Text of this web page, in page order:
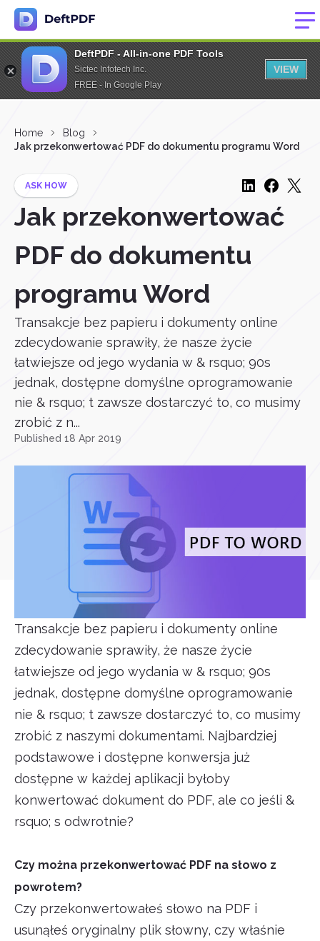
DeftPDF - All-in-one PDF Tools
Sictec Infotech Inc.
FREE - In Google Play
VIEW
Home
Blog
Jak przekonwertować PDF do dokumentu programu Word
ASK HOW
Jak przekonwertować
PDF do dokumentu
programu Word
Transakcje bez papieru i dokumenty online
zdecydowanie sprawiły, że nasze życie
łatwiejsze od jego wydania w & rsquo; 90s
jednak, dostępne domyślne oprogramowanie
nie & rsquo; t zawsze dostarczyć to, co musimy
zrobić z n...
Published 18 Apr 2019
Transakcje bez papieru i dokumenty online
zdecydowanie sprawiły, że nasze życie
łatwiejsze od jego wydania w & rsquo; 90s
jednak, dostępne domyślne oprogramowanie
nie & rsquo; t zawsze dostarczyć to, co musimy
zrobić z naszymi dokumentami. Najbardziej
podstawowe i dostępne konwersja już
dostępne w każdej aplikacji byłoby
konwertować dokument do PDF, ale co jeśli &
rsquo; s odwrotnie?
Czy można przekonwertować PDF na słowo z
powrotem?
Czy przekonwertowałeś słowo na PDF i
usunąłeś oryginalny plik słowny, czy właśnie